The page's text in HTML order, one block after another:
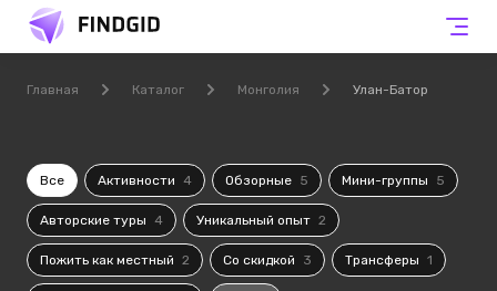
Главная Каталог Монголия Улан-Батор
Все Активности 4 Обзорные 5 Мини-группы 5
Авторские туры 4 Уникальный опыт 2
Пожить как местный 2 Со скидкой 3 Трансферы 1